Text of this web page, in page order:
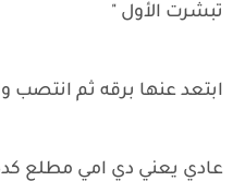
تبشرت الأول "
ابتعد عنها برقه ثم انتصب
عادي يعني دي امي مطلع